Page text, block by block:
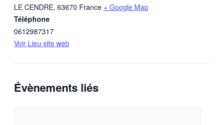
LE CENDRE, 63670 France + Google Map
Téléphone
0612987317
Voir Lieu site web
Évènements liés